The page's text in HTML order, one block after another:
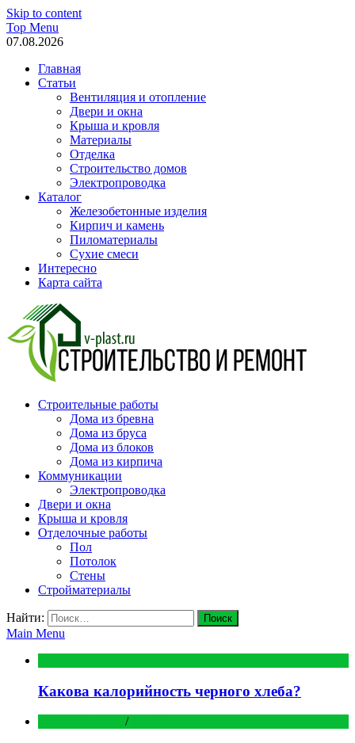
Skip to content
Top Menu
07.08.2026
Главная
Статьи
Вентиляция и отопление
Двери и окна
Крыша и кровля
Материалы
Отделка
Строительство домов
Электропроводка
Каталог
Железобетонные изделия
Кирпич и камень
Пиломатериалы
Сухие смеси
Интересно
Карта сайта
v-plast.ru Строительство и
ремонт
Строительные работы
Дома из бревна
Дома из бруса
Дома из блоков
Дома из кирпича
Коммуникации
Электропроводка
Двери и окна
Крыша и кровля
Отделочные работы
Пол
Потолок
Стены
Стройматериалы
Найти:
Main Menu
Какова калорийность черного хлеба?
/